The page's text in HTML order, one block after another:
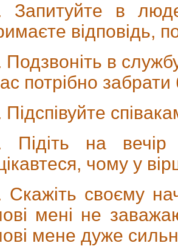
Запитуйте в
відповідь,
Подзвоніть в
потрібно
Підспівуйте
Підіть на вечір
чому у
Скажіть своєму
мені не
мене дуже